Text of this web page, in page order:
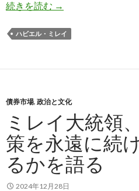
続きを読む ミレイ大統領、政
→
ハビエル・ミレイ
債券市場, 政治と文化
ミレイ大統領
策を永遠に続
るかを語る
2024年12月28日